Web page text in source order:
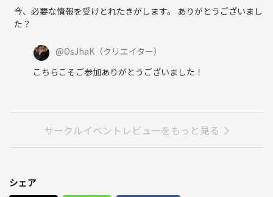
今、必要な情報を受けとれたきがします。 ありがとうございまし
た？
@OsJhaK （クリエイター）
こちらこそご参加ありがとうございました！
サークルイベントレビューをもっと見る
シェア